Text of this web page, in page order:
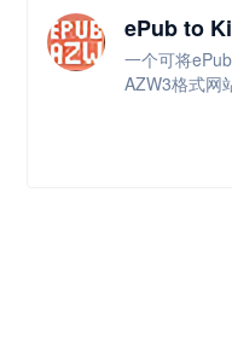
ePub to
一个可将
AZW3格式网